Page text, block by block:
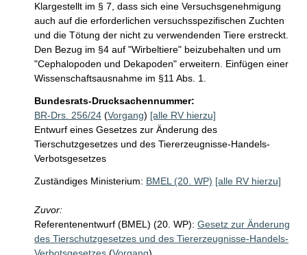
Klargestellt im § 7, dass sich eine Versuchsgenehmigung
auch auf die erforderlichen versuchsspezifischen Zuchten
und die Tötung der nicht zu verwendenden Tiere erstreckt.
Den Bezug im §4 auf "Wirbeltiere" beizubehalten und um
"Cephalopoden und Dekapoden" erweitern. Einfügen einer
Bundesrats-Drucksachennummer:
BR-Drs. 256/24 (Vorgang) [alle RV hierzu]
Entwurf eines Gesetzes zur Änderung des
Tierschutzgesetzes und des Tiererzeugnisse-Handels-
Verbotsgesetzes
Zuständiges Ministerium: BMEL (20. WP) [alle RV hierzu]
Zuvor:
Referentenentwurf (BMEL) (20. WP): Gesetz zur Änderung
des Tierschutzgesetzes und des Tiererzeugnisse-Handels-